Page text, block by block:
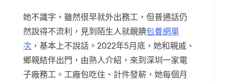
她不識字，雖然很早就外出務工，但普通話仍
然說得不流利，見到陌生人就靦腆包養網單
次 ，基本上不說話。2022年5月底，她和親戚、
鄉親結伴出門，由熟人介紹，來到深圳一家電
子廠務工。工廠包吃住、計件發薪，她每個月